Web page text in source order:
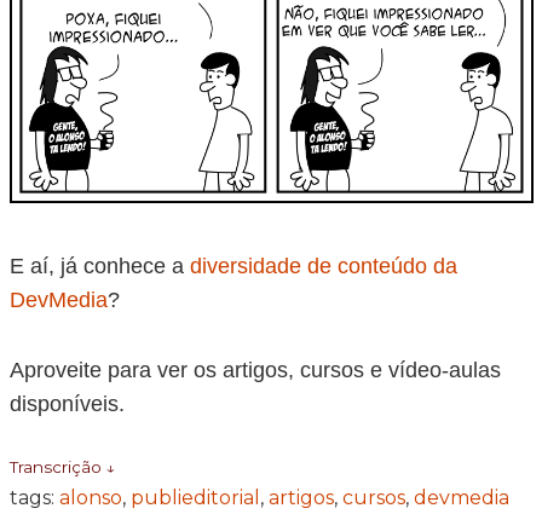
E aí, já conhece a diversidade de conteúdo da
DevMedia?
Aproveite para ver os artigos, cursos e vídeo-aulas
disponíveis.
Transcrição ↓
tags: alonso, publieditorial , artigos, cursos, devmedia